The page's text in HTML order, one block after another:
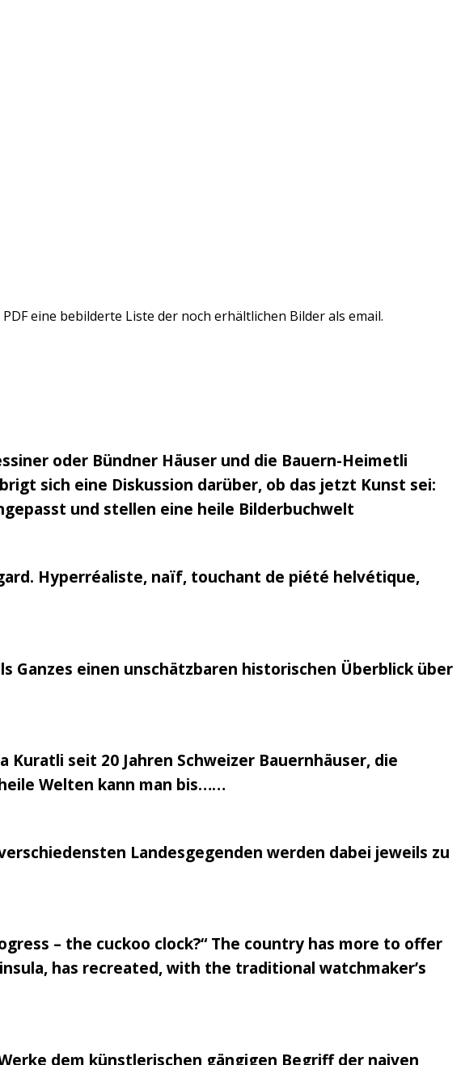
eine bebilderte Liste der noch erhältlichen Bilder als email.
oder Bündner Häuser und die Bauern-Heimetli
sich eine Diskussion darüber, ob das jetzt Kunst sei:
und stellen eine heile Bilderbuchwelt
Hyperréaliste, naïf, touchant de piété helvétique,
Ganzes einen unschätzbaren historischen Überblick über
Kuratli seit 20 Jahren Schweizer Bauernhäuser, die
Welten kann man bis……
Landesgegenden werden dabei jeweils zu
– the cuckoo clock?“ The country has more to offer
has recreated, with the traditional watchmaker’s
dem künstlerischen gängigen Begriff der naiven